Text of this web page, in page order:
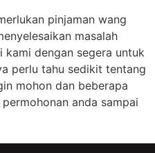
pinjaman wang
masalah
kami dengan segera untuk
perlu tahu sedikit tentang
mohon dan beberapa
anda sampai